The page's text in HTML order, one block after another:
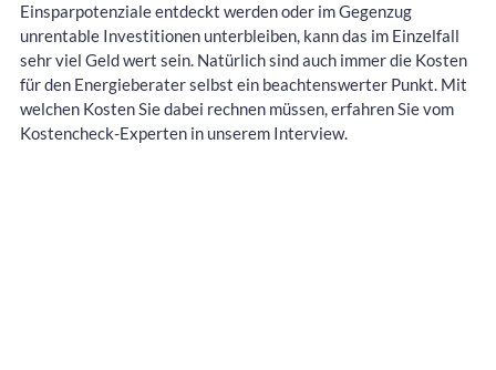
Einsparpotenziale entdeckt werden oder im Gegenzug
unrentable Investitionen unterbleiben, kann das im Einzelfall
sehr viel Geld wert sein. Natürlich sind auch immer die Kosten
für den Energieberater selbst ein beachtenswerter Punkt. Mit
welchen Kosten Sie dabei rechnen müssen, erfahren Sie vom
Kostencheck-Experten in unserem Interview.